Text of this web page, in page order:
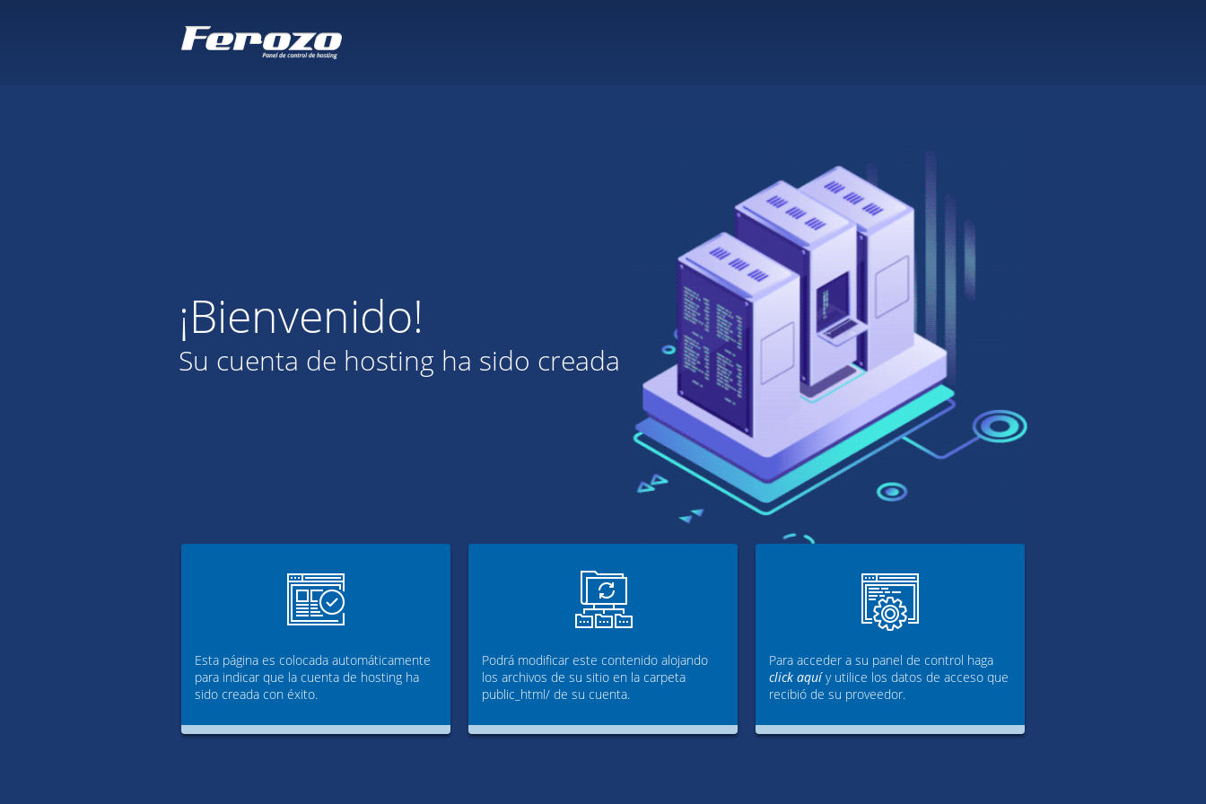
¡Bienvenido!
Su cuenta de hosting ha sido creada
Esta página es colocada automáticamente
para indicar que la cuenta de hosting ha
sido creada con éxito.
Podrá modificar este contenido alojando
los archivos de su sitio en la carpeta
public_html/ de su cuenta.
Para acceder a su panel de control haga
click aquíy utilice los datos de acceso que
recibió de su proveedor.